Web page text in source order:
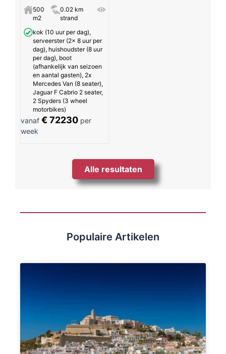
500
m2
0.02 km
strand
kok (10 uur per dag),
serveerster (2x 8 uur per
dag), huishoudster (8 uur
per dag), boot
(afhankelijk van seizoen
en aantal gasten), 2x
Mercedes Van (8 seater),
Jaguar F Cabrio 2 seater,
2 Spyders (3 wheel
motorbikes)
vanaf € 72230 per
week
Alle resultaten
Populaire Artikelen